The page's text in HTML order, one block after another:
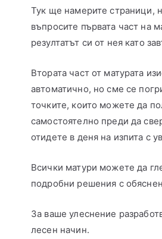
Тук ще намерите страници,
въпросите първата част на
резултатът си от нея като
Втората част от матурата
автоматично, но сме се
точките, които можете да
самостоятелно преди да
отидете в деня на изпита с
Всички матури можете да
подробни решения с
За ваше улеснение
лесен начин.